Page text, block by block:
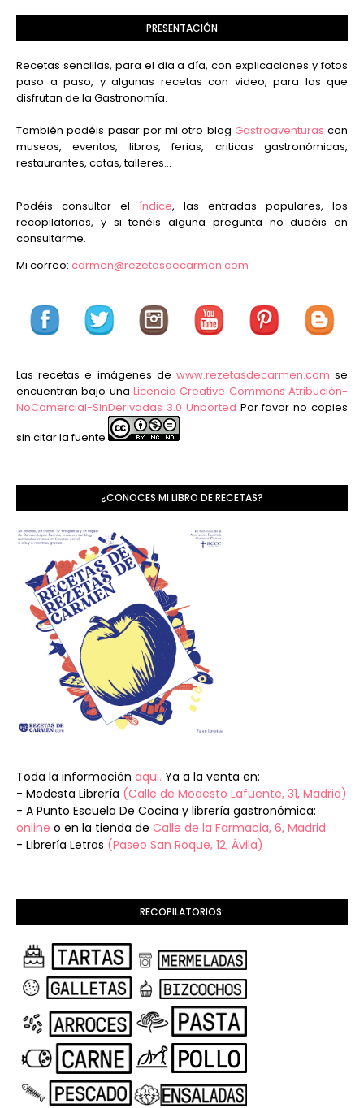
PRESENTACIÓN
Recetas sencillas, para el dia a día, con explicaciones y fotos
paso a paso, y algunas recetas con video, para los que
disfrutan de la Gastronomía.
También podéis pasar por mi otro blog Gastroaventuras con
museos, eventos, libros, ferias, criticas gastronómicas,
restaurantes, catas, talleres...
Podéis consultar el índice, las entradas populares, los
recopilatorios, y si tenéis alguna pregunta no dudéis en
consultarme.
Mi correo: carmen@rezetasdecarmen.com
Las recetas e imágenes de www.rezetasdecarmen.com se
encuentran bajo una Licencia Creative Commons Atribución-
NoComercial-SinDerivadas 3.0 Unported Por favor no copies
sin citar la fuente
¿CONOCES MI LIBRO DE RECETAS?
Toda la información aqui. Ya a la venta en:
- Modesta Librería (Calle de Modesto Lafuente, 31, Madrid)
- A Punto Escuela De Cocina y librería gastronómica:
online o en la tienda de Calle de la Farmacia, 6, Madrid
- Librería Letras (Paseo San Roque, 12, Ávila)
RECOPILATORIOS: